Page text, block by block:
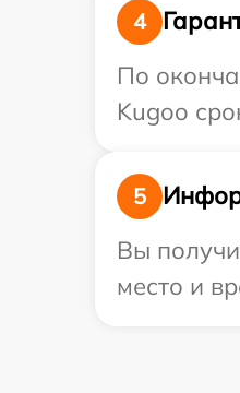
4
По
Kugoo
5
Вы
место и